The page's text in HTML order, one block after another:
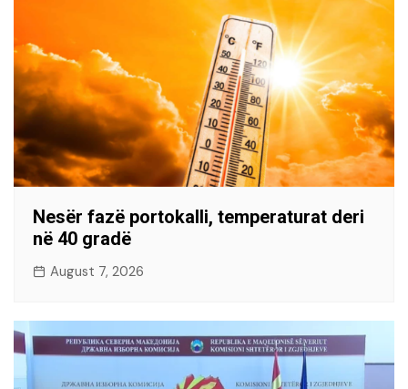
Nesër fazë portokalli, temperaturat deri
në 40 gradë
August 7, 2026